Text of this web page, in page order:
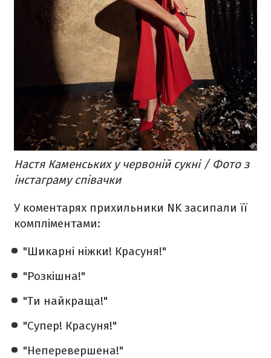
Настя Каменських у червоній сукні / Фото з
інстаграму співачки
У коментарях прихильники NK засипали її
компліментами:
"Шикарні ніжки! Красуня!"
"Розкішна!"
"Ти найкраща!"
"Супер! Красуня!"
"Неперевершена!"